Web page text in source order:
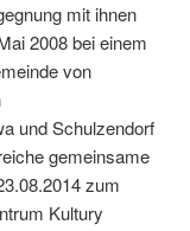
mit ihnen
2008 bei einem
von
und Schulzendorf
gemeinsame
zum
Kultury